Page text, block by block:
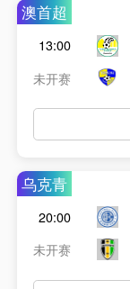
澳首超
13:00
未开赛
乌克青
20:00
未开赛